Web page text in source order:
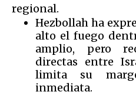
regional.
Hezbollah ha
alto el fuego
amplio, pero
directas entre
limita su
inmediata.